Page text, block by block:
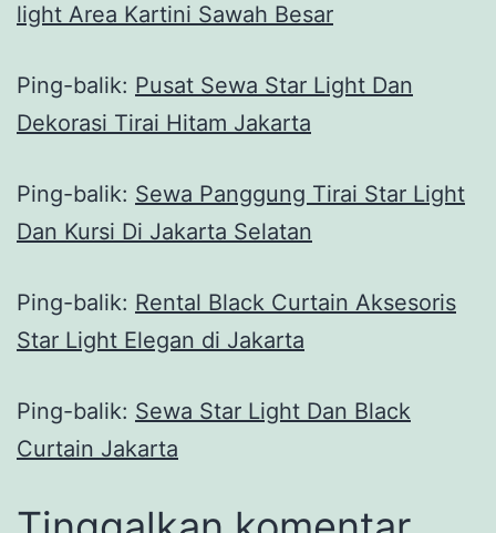
light Area Kartini Sawah Besar
Ping-balik: Pusat Sewa Star Light Dan
Dekorasi Tirai Hitam Jakarta
Ping-balik: Sewa Panggung Tirai Star Light
Dan Kursi Di Jakarta Selatan
Ping-balik: Rental Black Curtain Aksesoris
Star Light Elegan di Jakarta
Ping-balik: Sewa Star Light Dan Black
Curtain Jakarta